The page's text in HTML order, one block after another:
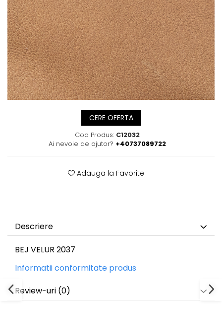
Posete
Rucsac
Plic
Saculet
Borsete
Mov
Visiniu
Maro
Albastru
CERE OFERTA
Cod Produs: C12032
Ai nevoie de ajutor? +40737089722
Adauga la Favorite
Descriere
BEJ VELUR 2037
Informatii conformitate produs
Review-uri (0)